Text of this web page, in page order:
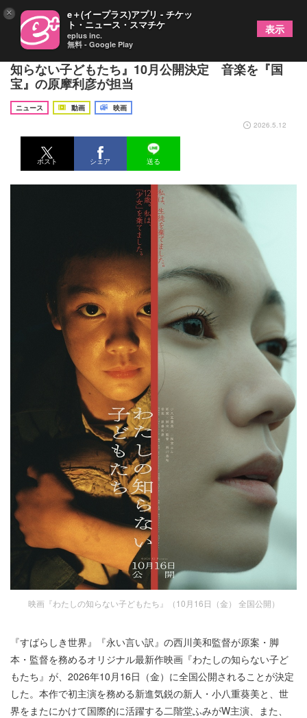
⻄川美和監督のオリジナル最新作 映画『わたしの
知らない⼦どもたち』10月公開決定 音楽を『国
宝』の原摩利彦が担当
ニュース 動画
映画
2026.5.12
ポスト シェア 送る
映画『わたしの知らない⼦どもたち』（10月16日（金） 全国公開）
『すばらしき世界』『永い⾔い訳』の⻄川美和監督が原案・脚
本・監督を務めるオリジナル最新作映画『わたしの知らない⼦ど
もたち』が、2026年10⽉16⽇（⾦）に全国公開されることが決定
した。本作で初主演を務める新進気鋭の新⼈・⼩⼋重葵美と、世
界をまたにかけて国際的に活躍する⼆階堂ふみがW主演、また、
× e＋(イープラス)アプリ - チケッ
ト・ニュース・スマチケ
eplus inc.
無料 - Google Play
表示